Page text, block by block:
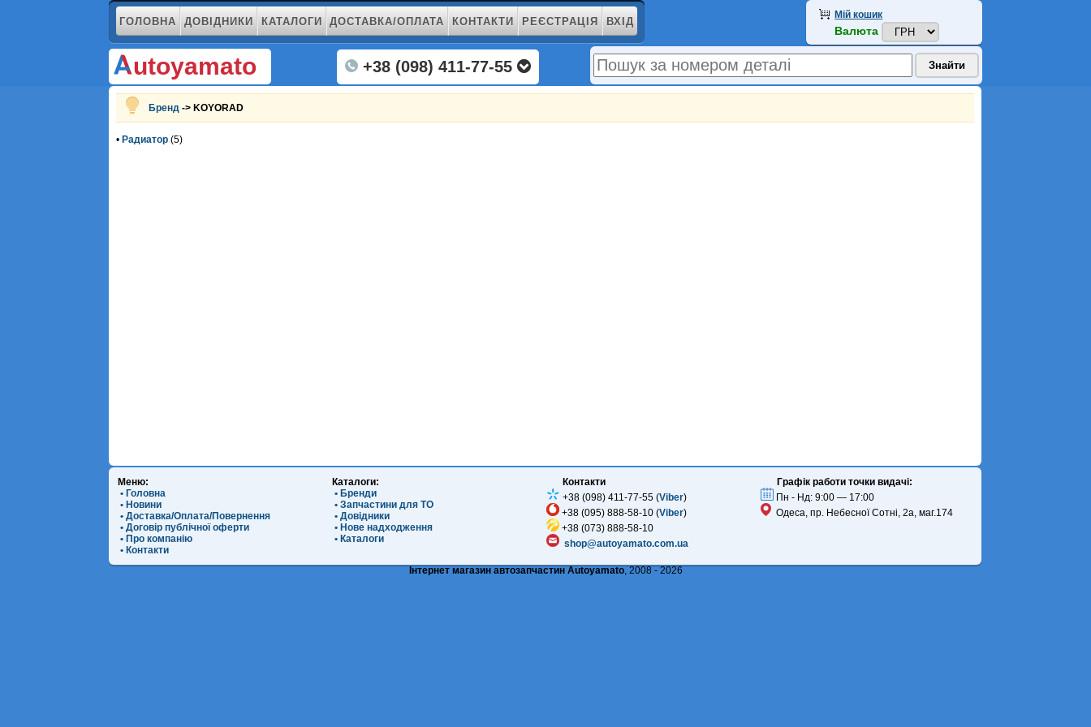
ГОЛОВНА ДОВІДНИКИ КАТАЛОГИ ДОСТАВКА/ОПЛАТА КОНТАКТИ РЕЄСТРАЦІЯ ВХІД
utoyamato +38 (098) 411-77-55
Мій кошик
Валюта
Бренд -> KOYORAD
• Радиатор (5)
Меню:
• Головна
• Новини
• Доставка/Оплата/Повернення
• Договір публічної оферти
• Про компанію
• Контакти
Каталоги:
• Бренди
• Запчастини для ТО
• Довідники
• Нове надходження
• Каталоги
Контакти
+38 (098) 411-77-55 (Viber)
+38 (095) 888-58-10 (Viber)
+38 (073) 888-58-10
shop@autoyamato.com.ua
Графік работи точки видачі:
Пн - Нд: 9:00 — 17:00
Одеса, пр. Небесної Сотні, 2а, маг.174
Інтернет магазин автозапчастин Autoyamato, 2008 - 2026